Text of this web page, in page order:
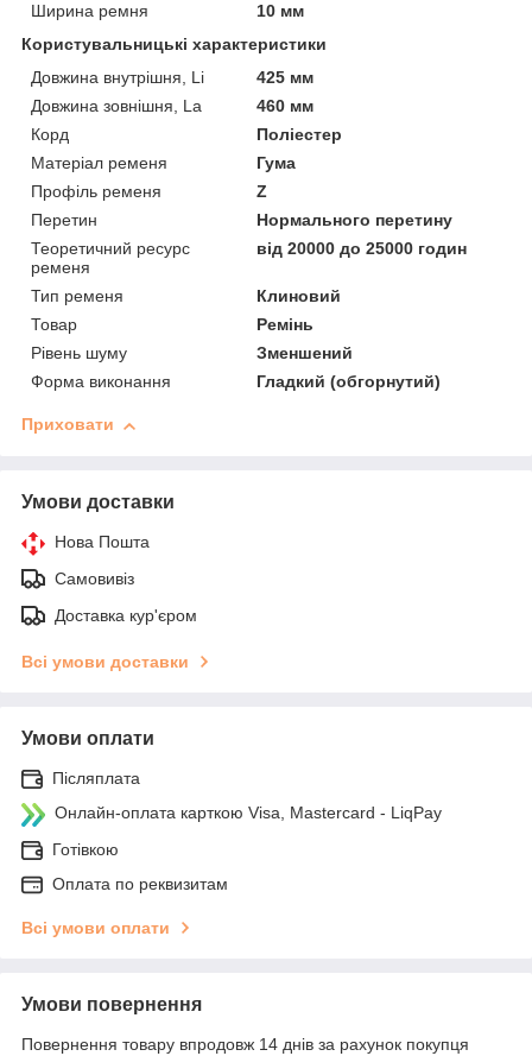
Ширина ремня
10 мм
Користувальницькі характеристики
Довжина внутрішня, Li
425 мм
Довжина зовнішня, La
460 мм
Корд
Поліестер
Матеріал ременя
Гума
Профіль ременя
Z
Перетин
Нормального перетину
Теоретичний ресурс
ременя
від 20000 до 25000 годин
Тип ременя
Клиновий
Товар
Ремінь
Рівень шуму
Зменшений
Форма виконання
Гладкий (обгорнутий)
Приховати
Умови доставки
Нова Пошта
Самовивіз
Доставка кур'єром
Всі умови доставки
Умови оплати
Післяплата
Онлайн-оплата карткою Visa, Mastercard - LiqPay
Готівкою
Оплата по реквизитам
Всі умови оплати
Умови повернення
Повернення товару впродовж 14 днів за рахунок покупця